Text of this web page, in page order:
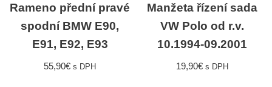
Rameno přední pravé
spodní BMW E90,
E91, E92, E93
55,90€ s DPH
Manžeta řízení sada
VW Polo od r.v.
10.1994-09.2001
19,90€ s DPH